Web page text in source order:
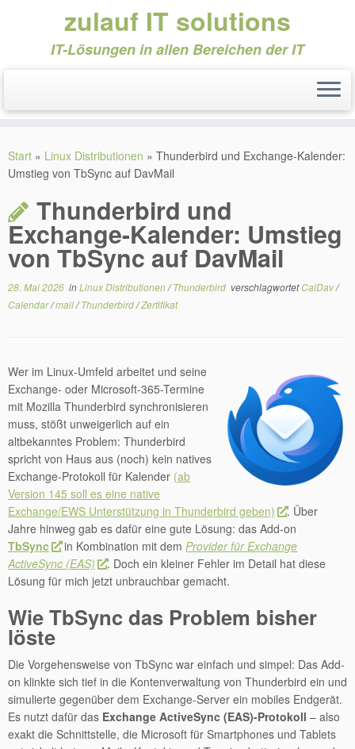
Inhalt
springen
zulauf IT solutions
IT-Lösungen in allen Bereichen der IT
Start » Linux Distributionen » Thunderbird und Exchange-Kalender:
Umstieg von TbSync auf DavMail
Thunderbird und
Exchange-Kalender: Umstieg
von TbSync auf DavMail
28. Mai 2026 inLinux Distributionen/Thunderbird verschlagwortetCalDav/
Calendar/mail/Thunderbird/Zertifikat
Wer im Linux-Umfeld arbeitet und seine
Exchange- oder Microsoft-365-Termine
mit Mozilla Thunderbird synchronisieren
muss, stößt unweigerlich auf ein
altbekanntes Problem: Thunderbird
spricht von Haus aus (noch) kein natives
Exchange-Protokoll für Kalender (ab
Version 145 soll es eine native
Exchange/EWS Unterstützung in Thunderbird geben)
. Über
Jahre hinweg gab es dafür eine gute Lösung: das Add-on
TbSync
in Kombination mit demProvider für Exchange
ActiveSync (EAS)
. Doch ein kleiner Fehler im Detail hat diese
Lösung für mich jetzt unbrauchbar gemacht.
Wie TbSync das Problem bisher
löste
Die Vorgehensweise von TbSync war einfach und simpel: Das Add-
on klinkte sich tief in die Kontenverwaltung von Thunderbird ein und
simulierte gegenüber dem Exchange-Server ein mobiles Endgerät.
Es nutzt dafür das Exchange ActiveSync (EAS)-Protokoll – also
exakt die Schnittstelle, die Microsoft für Smartphones und Tablets